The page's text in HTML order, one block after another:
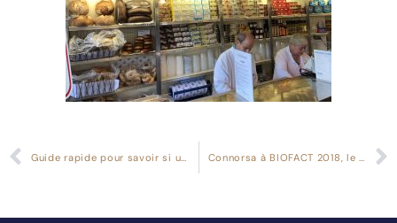
Guide rapide pour savoir si un produit contient réellement du gluten ou non Connorsa à BIOFACT 2018, le salon leader mondial de l’alimentation biologique